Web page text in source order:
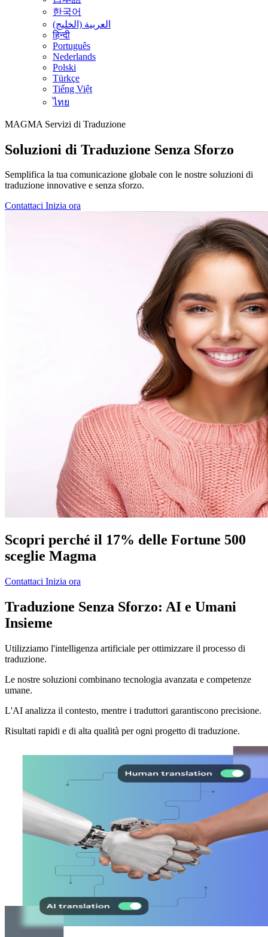
한국어
العربية (الخليج)
हिन्दी
Português
Nederlands
Polski
Türkçe
Tiếng Việt
ไทย
MAGMA Servizi di Traduzione
Soluzioni di Traduzione Senza Sforzo
Semplifica la tua comunicazione globale con le nostre soluzioni di
traduzione innovative e senza sforzo.
Contattaci Inizia ora
Scopri perché il 17% delle Fortune 500
sceglie Magma
Contattaci Inizia ora
Traduzione Senza Sforzo: AI e Umani
Insieme
Utilizziamo l'intelligenza artificiale per ottimizzare il processo di
traduzione.
Le nostre soluzioni combinano tecnologia avanzata e competenze
umane.
L'AI analizza il contesto, mentre i traduttori garantiscono precisione.
Risultati rapidi e di alta qualità per ogni progetto di traduzione.